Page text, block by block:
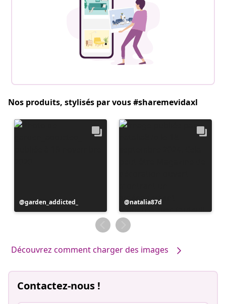
Nos produits, stylisés par vous #sharemevidaxl
Publication
publiée
garden_addicted_
Publication
publiée
par
natalia87d
Découvrez comment charger des images
Contactez-nous !